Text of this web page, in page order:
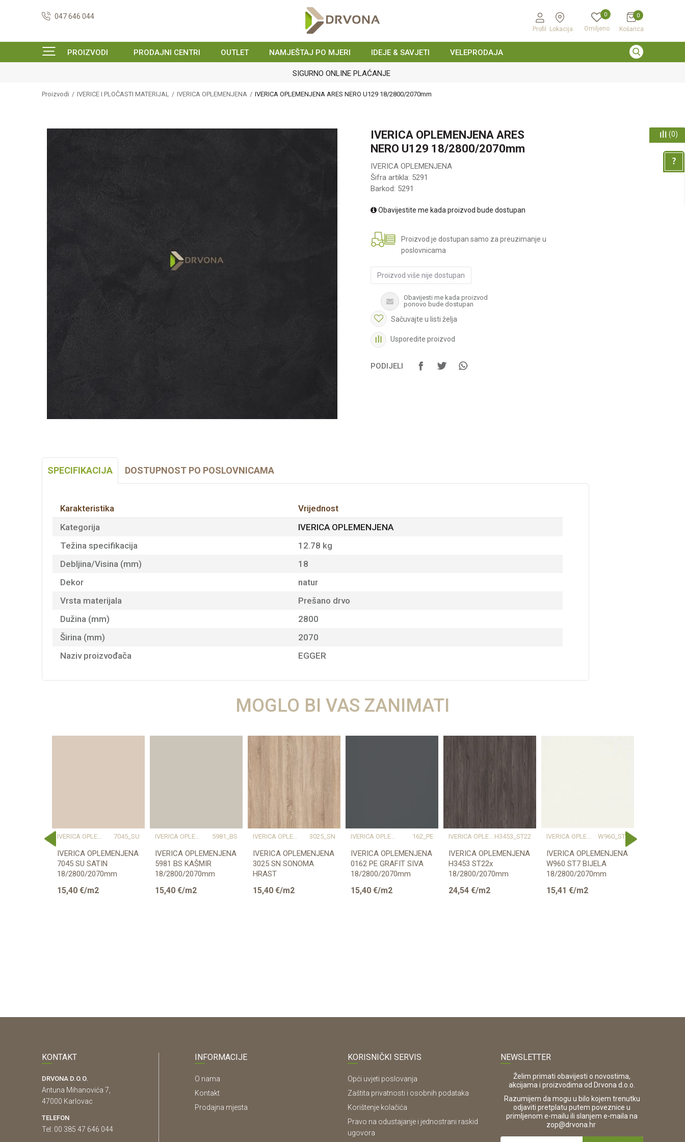
047 646 044
Profil Lokacija Omiljeno
0
Košarica
0
PROIZVODI PRODAJNI CENTRI OUTLET NAMJEŠTAJ PO MJERI IDEJE & SAVJETI VELEPRODAJA
SIGURNO ONLINE PLAĆANJE
Proizvodi IVERICE I PLOČASTI MATERIJAL IVERICA OPLEMENJENA IVERICA OPLEMENJENA ARES NERO U129 18/2800/2070mm
IVERICA OPLEMENJENA ARES
NERO U129 18/2800/2070mm
IVERICA OPLEMENJENA
Šifra artikla: 5291
Barkod: 5291
Obavijestite me kada proizvod bude dostupan
Proizvod je dostupan samo za preuzimanje u
poslovnicama
Proizvod više nije dostupan
Obavijesti me kada proizvod
ponovo bude dostupan
Sačuvajte u listi želja
Usporedite proizvod
PODIJELI
SPECIFIKACIJA DOSTUPNOST PO POSLOVNICAMA
Karakteristika
Vrijednost
Kategorija
IVERICA OPLEMENJENA
Težina specifikacija
12.78 kg
Debljina/Visina (mm)
18
Dekor
natur
Vrsta materijala
Prešano drvo
Dužina (mm)
2800
Širina (mm)
2070
Naziv proizvođača
EGGER
MOGLO BI VAS ZANIMATI
IVERICA OPLEMENJENA 7045_SU
IVERICA OPLEMENJENA
7045 SU SATIN
18/2800/2070mm
15,40 €/m2
IVERICA OPLEMENJENA 5981_BS
IVERICA OPLEMENJENA
5981 BS KAŠMIR
18/2800/2070mm
15,40 €/m2
IVERICA OPLEMENJENA 3025_SN
IVERICA OPLEMENJENA
3025 SN SONOMA
HRAST
15,40 €/m2
IVERICA OPLEMENJENA 162_PE
IVERICA OPLEMENJENA
0162 PE GRAFIT SIVA
18/2800/2070mm
15,40 €/m2
IVERICA OPLEMENJENA H3453_ST22
IVERICA OPLEMENJENA
H3453 ST22x
18/2800/2070mm
24,54 €/m2
IVERICA OPLEMENJENA W960_ST7
IVERICA OPLEMENJENA
W960 ST7 BIJELA
18/2800/2070mm
15,41 €/m2
(0)
KONTAKT
DRVONA D.O.O.
Antuna Mihanovića 7,
47000 Karlovac
TELEFON
Tel: 00 385 47 646 044
INFORMACIJE
O nama
Kontakt
Prodajna mjesta
KORISNIČKI SERVIS
Opći uvjeti poslovanja
Zaštita privatnosti i osobnih podataka
Korištenje kolačića
Pravo na odustajanje i jednostrani raskid
ugovora
NEWSLETTER
Želim primati obavijesti o novostima,
akcijama i proizvodima od Drvona d.o.o.
Razumijem da mogu u bilo kojem trenutku
odjaviti pretplatu putem poveznice u
primljenom e-mailu ili slanjem e-maila na
zop@drvona.hr.